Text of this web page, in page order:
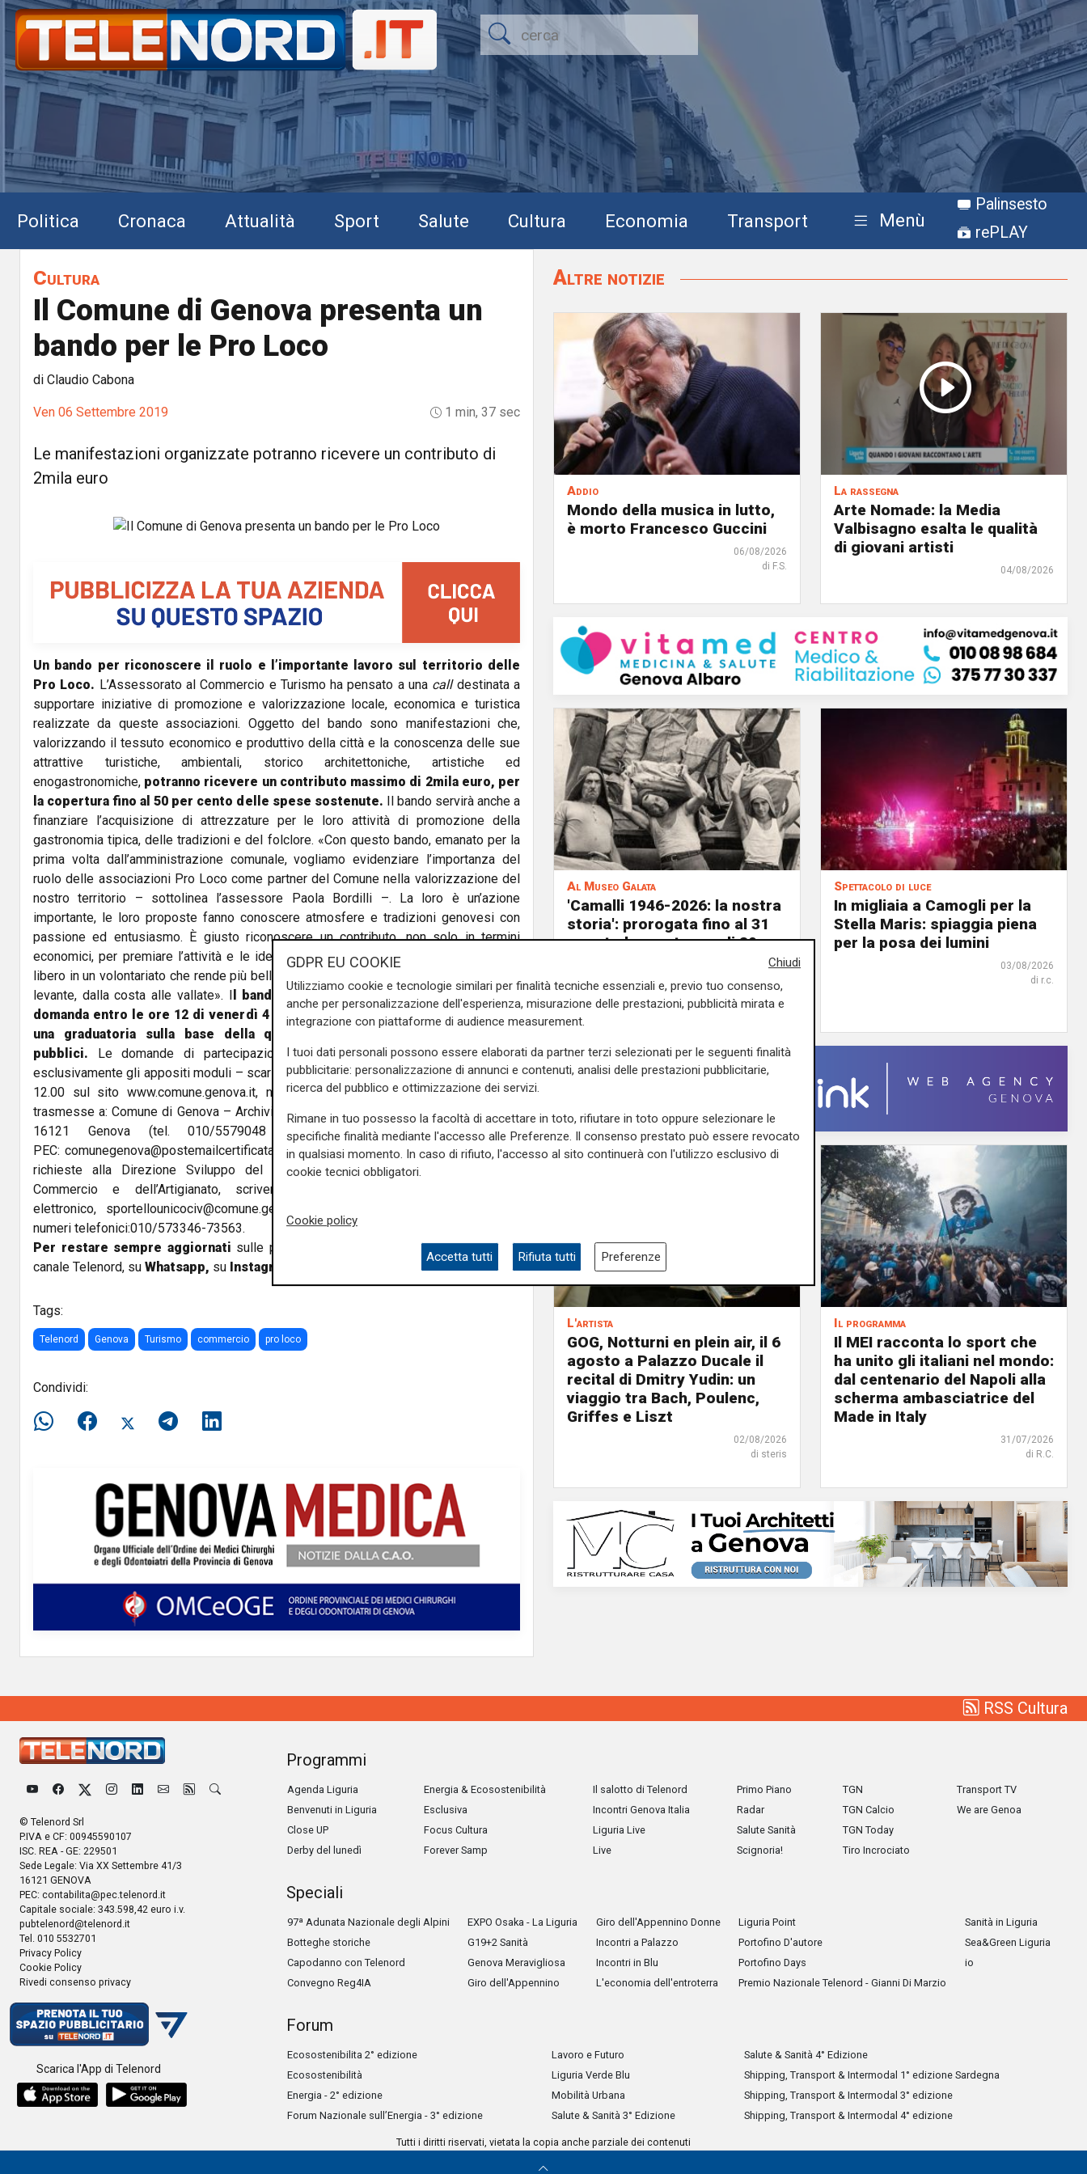
Politica Cronaca Attualità Sport Salute Cultura Economia Transport Menù
Palinsesto
rePLAY
Cultura
Il Comune di Genova presenta un
bando per le Pro Loco
di Claudio Cabona
Ven 06 Settembre 2019 1 min, 37 sec
Le manifestazioni organizzate potranno ricevere un contributo di
2mila euro
Un bando per riconoscere il ruolo e l’importante lavoro sul territorio delle
Pro Loco. L’Assessorato al Commercio e Turismo ha pensato a una call destinata a
supportare iniziative di promozione e valorizzazione locale, economica e turistica
realizzate da queste associazioni. Oggetto del bando sono manifestazioni che,
valorizzando il tessuto economico e produttivo della città e la conoscenza delle sue
attrattive turistiche, ambientali, storico architettoniche, artistiche ed
enogastronomiche, potranno ricevere un contributo massimo di 2mila euro, per
la copertura fino al 50 per cento delle spese sostenute. Il bando servirà anche a
finanziare l’acquisizione di attrezzature per le loro attività di promozione della
gastronomia tipica, delle tradizioni e del folclore. «Con questo bando, emanato per la
prima volta dall’amministrazione comunale, vogliamo evidenziare l’importanza del
ruolo delle associazioni Pro Loco come partner del Comune nella valorizzazione del
nostro territorio – sottolinea l’assessore Paola Bordilli –. La loro è un’azione
importante, le loro proposte fanno conoscere atmosfere e tradizioni genovesi con
passione ed entusiasmo. È giusto riconoscere un contributo, non solo in termini
economici, per premiare l’attività e le idee di persone che impegnano il loro tempo
libero in un volontariato che rende più bella e accogliente la nostra città, da ponente a
levante, dalla costa alle vallate». I l bando, che prevede la presentazione della
domanda entro le ore 12 di venerdì 4 ottobre 2019, permetterà di compilare
una graduatoria sulla base della quale verranno assegnati i contributi
pubblici. Le domande di partecipazione dovranno essere redatte utilizzando
esclusivamente gli appositi moduli – scaricabili on line da lunedì 9 settembre alle ore
12.00 sul sitowww.comune.genova.it, nella sezione bandi e gare – ed essere
trasmesse a: Comune di Genova – Archivio generale Protocollo – Piazza dante 10 –
16121 Genova (tel. 010/5579048 – 045 – 051) o inviate via
PEC: comunegenova@postemailcertificata.it
Informazioni sul bando potranno essere
richieste alla Direzione Sviluppo del Commercio – Ufficio valorizzazione del
Commercio e dell’Artigianato, scrivendo al seguente indirizzo di posta
elettronico, sportellounicociv@comune.genova.it
numeri telefonici:010/573346-73563.
Per restare sempre aggiornati sulle principali notizie sulla Liguria seguiteci sul
canale Telenord, su Whatsapp, su Instagram Facebook.
Tags:
Telenord Genova Turismo commercio pro loco
Condividi:
Altre notizie
Addio
Mondo della musica in lutto,
è morto Francesco Guccini
06/08/2026
di F.S.
La rassegna
Arte Nomade: la Media
Valbisagno esalta le qualità
di giovani artisti
04/08/2026
Al Museo Galata
'Camalli 1946-2026: la nostra
storia': prorogata fino al 31
agosto la mostra sugli 80
03/08/2026
di F.S.
Spettacolo di luce
In migliaia a Camogli per la
Stella Maris: spiaggia piena
per la posa dei lumini
03/08/2026
di r.c.
L'artista
GOG, Notturni en plein air, il 6
agosto a Palazzo Ducale il
recital di Dmitry Yudin: un
viaggio tra Bach, Poulenc,
Griffes e Liszt
02/08/2026
di steris
Il programma
Il MEI racconta lo sport che
ha unito gli italiani nel mondo:
dal centenario del Napoli alla
scherma ambasciatrice del
Made in Italy
31/07/2026
di R.C.
RSS Cultura
© Telenord Srl
P.IVA e CF: 00945590107
ISC. REA - GE: 229501
Sede Legale: Via XX Settembre 41/3
16121 GENOVA
PEC: contabilita@pec.telenord.it
Capitale sociale: 343.598,42 euro i.v.
pubtelenord@telenord.it
Tel. 010 5532701
Privacy Policy
Cookie Policy
Rivedi consenso privacy
Scarica l'App di Telenord
Programmi
Agenda Liguria
Benvenuti in Liguria
Close UP
Derby del lunedì
Energia & Ecosostenibilità
Esclusiva
Focus Cultura
Forever Samp
Il salotto di Telenord
Incontri Genova Italia
Liguria Live
Live
Primo Piano
Radar
Salute Sanità
Scignoria!
TGN
TGN Calcio
TGN Today
Tiro Incrociato
Transport TV
We are Genoa
Speciali
97ª Adunata Nazionale degli Alpini
Botteghe storiche
Capodanno con Telenord
Convegno Reg4IA
EXPO Osaka - La Liguria
G19+2 Sanità
Genova Meravigliosa
Giro dell'Appennino
Giro dell'Appennino Donne
Incontri a Palazzo
Incontri in Blu
L'economia dell'entroterra
Liguria Point
Portofino D'autore
Portofino Days
Premio Nazionale Telenord - Gianni Di Marzio
Sanità in Liguria
Sea&Green Liguria
io
Forum
Ecosostenibilita 2° edizione
Ecosostenibilità
Energia - 2° edizione
Forum Nazionale sull’Energia - 3° edizione
Lavoro e Futuro
Liguria Verde Blu
Mobilità Urbana
Salute & Sanità 3° Edizione
Salute & Sanità 4° Edizione
Shipping, Transport & Intermodal 1° edizione Sardegna
Shipping, Transport & Intermodal 3° edizione
Shipping, Transport & Intermodal 4° edizione
Tutti i diritti riservati, vietata la copia anche parziale dei contenuti
Chiudi
GDPR EU COOKIE
Utilizziamo cookie e tecnologie similari per finalità tecniche essenziali e, previo tuo consenso,
anche per personalizzazione dell'esperienza, misurazione delle prestazioni, pubblicità mirata e
integrazione con piattaforme di audience measurement.
I tuoi dati personali possono essere elaborati da partner terzi selezionati per le seguenti finalità
pubblicitarie: personalizzazione di annunci e contenuti, analisi delle prestazioni pubblicitarie,
ricerca del pubblico e ottimizzazione dei servizi.
Rimane in tuo possesso la facoltà di accettare in toto, rifiutare in toto oppure selezionare le
specifiche finalità mediante l'accesso alle Preferenze. Il consenso prestato può essere revocato
in qualsiasi momento. In caso di rifiuto, l'accesso al sito continuerà con l'utilizzo esclusivo di
cookie tecnici obbligatori.
Cookie policy
Accetta tutti Rifiuta tutti Preferenze